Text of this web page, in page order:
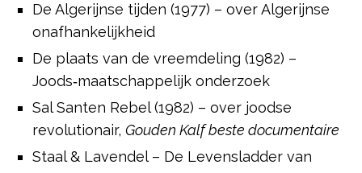
De Algerijnse tijden (1977) – over Algerijnse
onafhankelijkheid
De plaats van de vreemdeling (1982) –
Joods‑maatschappelijk onderzoek
Sal Santen Rebel (1982) – over joodse
revolutionair, Gouden Kalf beste documentaire
Staal & Lavendel – De Levensladder van